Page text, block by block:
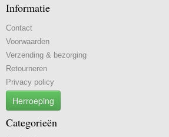
Informatie
Contact
Voorwaarden
Verzending & bezorging
Retourneren
Privacy policy
Herroeping
Categorieën